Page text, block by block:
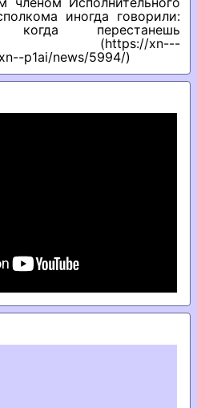
иногда говорили:
перестанешь
(https://xn---
p1ai/news/5994/)